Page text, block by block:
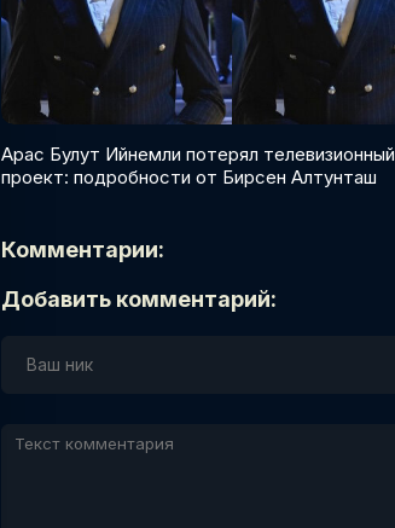
Арас Булут Ийнемли потерял телевизионный
проект: подробности от Бирсен Алтунташ
Комментарии:
Добавить комментарий: